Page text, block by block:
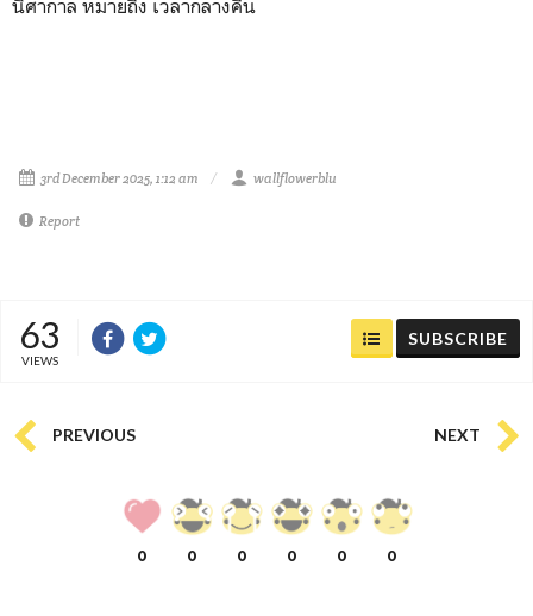
นิศากาล หมายถึง เวลากลางคืน
3rd December 2025, 1:12 am wallflowerblu
Report
63
VIEWS
SUBSCRIBE
PREVIOUS NEXT
0 0 0 0 0 0